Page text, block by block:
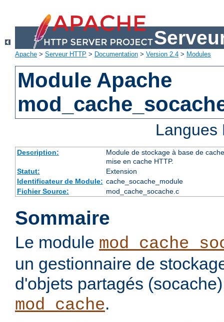
Apache > Serveur HTTP > Documentation > Version 2.4 > Modules
Module Apache
Description:
Module de stockage à base de
mise en cache HTTP.
Statut:
Extension
Identificateur de Module: cache_socache_module
Fichier Source:
mod_cache_socache.c
Sommaire
Le module
un gestionnaire de
d'objets partagés
mod_cache.